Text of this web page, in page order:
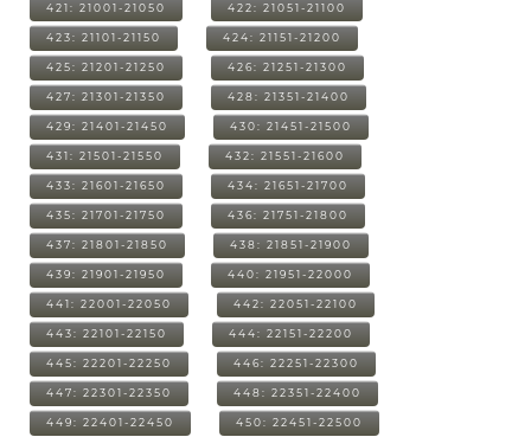
421: 21001-21050 422: 21051-21100
423: 21101-21150 424: 21151-21200
425: 21201-21250 426: 21251-21300
427: 21301-21350 428: 21351-21400
429: 21401-21450 430: 21451-21500
431: 21501-21550 432: 21551-21600
433: 21601-21650 434: 21651-21700
435: 21701-21750 436: 21751-21800
437: 21801-21850 438: 21851-21900
439: 21901-21950 440: 21951-22000
441: 22001-22050 442: 22051-22100
443: 22101-22150 444: 22151-22200
445: 22201-22250 446: 22251-22300
447: 22301-22350 448: 22351-22400
449: 22401-22450 450: 22451-22500